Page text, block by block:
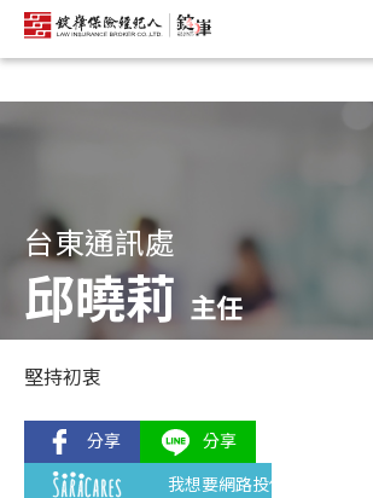
台東通訊處
邱曉莉 主任
堅持初衷
我想要網路投保